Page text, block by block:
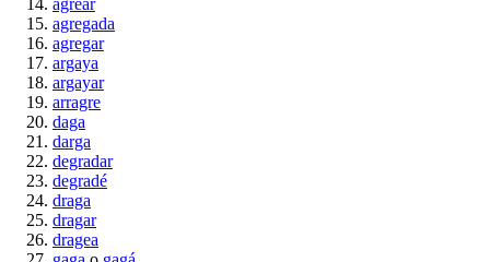
agrear
agregada
agregar
argaya
argayar
arragre
daga
darga
degradar
degradé
draga
dragar
dragea